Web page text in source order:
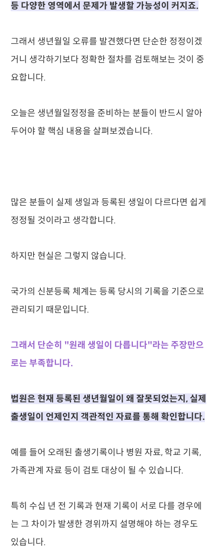
등 다양한 영역에서 문제가 발생할 가능성이 커지죠.
그래서 생년월일 오류를 발견했다면 단순한 정정이겠
거니 생각하기보다 정확한 절차를 검토해보는 것이 중
요합니다.
오늘은 생년월일정정을 준비하는 분들이 반드시 알아
두어야 할 핵심 내용을 살펴보겠습니다.
많은 분들이 실제 생일과 등록된 생일이 다르다면 쉽게
정정될 것이라고 생각합니다.
하지만 현실은 그렇지 않습니다.
국가의 신분등록 체계는 등록 당시의 기록을 기준으로
관리되기 때문입니다.
그래서 단순히 "원래 생일이 다릅니다"라는 주장만으
로는 부족합니다.
법원은 현재 등록된 생년월일이 왜 잘못되었는지, 실제
출생일이 언제인지 객관적인 자료를 통해 확인합니다.
예를 들어 오래된 출생기록이나 병원 자료, 학교 기록,
가족관계 자료 등이 검토 대상이 될 수 있습니다.
특히 수십 년 전 기록과 현재 기록이 서로 다를 경우에
는 그 차이가 발생한 경위까지 설명해야 하는 경우도
있습니다.